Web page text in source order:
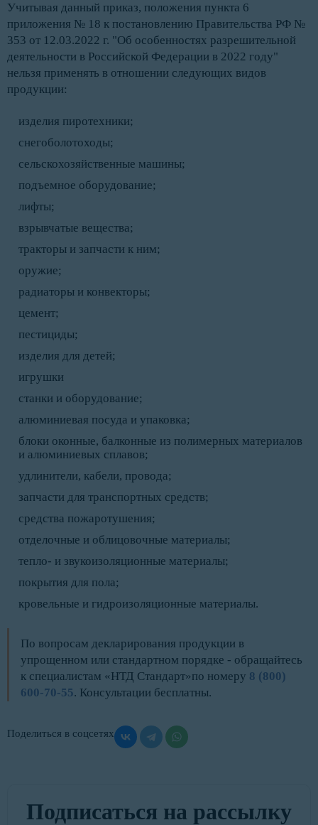
Учитывая данный приказ, положения пункта 6
приложения № 18 к постановлению Правительства РФ №
353 от 12.03.2022 г. "Об особенностях разрешительной
деятельности в Российской Федерации в 2022 году"
нельзя применять в отношении следующих видов
продукции:
изделия пиротехники;
снегоболотоходы;
сельскохозяйственные машины;
подъемное оборудование;
лифты;
взрывчатые вещества;
тракторы и запчасти к ним;
оружие;
радиаторы и конвекторы;
цемент;
пестициды;
изделия для детей;
игрушки
станки и оборудование;
алюминиевая посуда и упаковка;
блоки оконные, балконные из полимерных материалов
и алюминиевых сплавов;
удлинители, кабели, провода;
запчасти для транспортных средств;
средства пожаротушения;
отделочные и облицовочные материалы;
тепло- и звукоизоляционные материалы;
покрытия для пола;
кровельные и гидроизоляционные материалы.
По вопросам декларирования продукции в
упрощенном или стандартном порядке - обращайтесь
к специалистам «НТД Стандарт»по номеру 8 (800)
600-70-55. Консультации бесплатны.
Поделиться в соцсетях
Подписаться на рассылку